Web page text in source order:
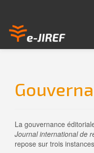
Contenu
principal
Barre
La gouvernance
Journal international de
repose sur trois